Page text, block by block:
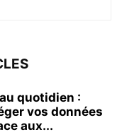
quotidien :
vos données
aux...